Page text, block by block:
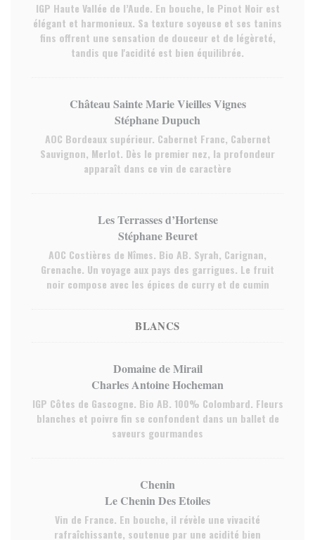
IGP Haute Vallée de l’Aude. En bouche, le Pinot Noir est
élégant et harmonieux. Sa texture soyeuse et ses tanins
fins offrent une sensation de douceur et de légèreté,
tandis que l'acidité est bien équilibrée.
Château Sainte Marie Vieilles Vignes
Stéphane Dupuch
AOC Bordeaux supérieur. Cabernet Franc, Cabernet
Sauvignon, Merlot. Dès le premier nez, la profondeur
apparaît dans ce vin de caractère
Les Terrasses d’Hortense
Stéphane Beuret
AOC Costières de Nîmes. Bio AB. Syrah, Carignan,
Grenache. Un voyage aux pays des garrigues. Le fruit
noir compose avec les épices de curry et de cumin
BLANCS
Domaine de Mirail
Charles Antoine Hocheman
IGP Côtes de Gascogne. Bio AB. 100% Colombard. Fleurs
blanches et poivre fin se confondent dans un ballet de
saveurs gourmandes
Chenin
Le Chenin Des Etoiles
Vin de France. En bouche, il révèle une vivacité
rafraîchissante, soutenue par une acidité bien